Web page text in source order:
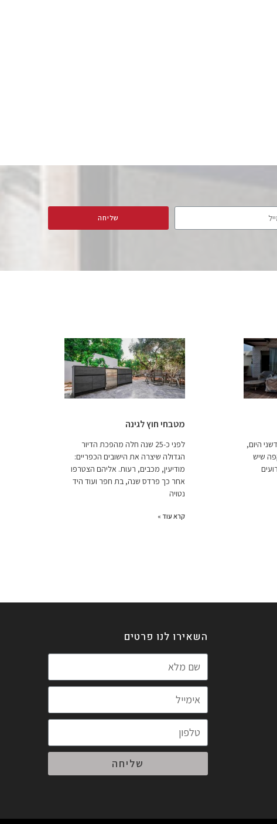
שליחה
היום,
שיש
מטבחי חוץ לגינה
לפני כ-25 שנה חלה מהפכת הדיור
הגדולה שיצרה את הישובים הכפריים:
מודיעין, מכבים, רעות. אליהם הצטרפו
אחר כך פרדס שנה, בת חפר ועוד היד
נטויה
קרא עוד »
השאירו לנו פרטים
שליחה